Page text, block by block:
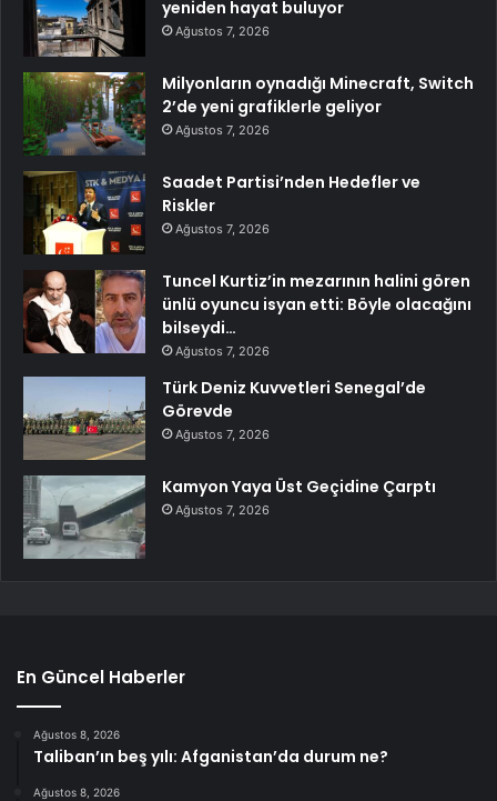
yeniden hayat buluyor
Ağustos 7, 2026
Milyonların oynadığı Minecraft, Switch
2’de yeni grafiklerle geliyor
Ağustos 7, 2026
Saadet Partisi’nden Hedefler ve
Riskler
Ağustos 7, 2026
Tuncel Kurtiz’in mezarının halini gören
ünlü oyuncu isyan etti: Böyle olacağını
bilseydi…
Ağustos 7, 2026
Türk Deniz Kuvvetleri Senegal’de
Görevde
Ağustos 7, 2026
Kamyon Yaya Üst Geçidine Çarptı
Ağustos 7, 2026
En Güncel Haberler
Ağustos 8, 2026
Taliban’ın beş yılı: Afganistan’da durum ne?
Ağustos 8, 2026